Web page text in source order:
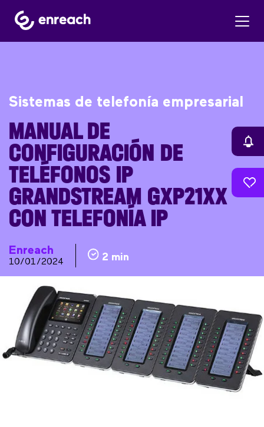
Sistemas de telefonía empresarial
MANUAL DE
CONFIGURACIÓN DE
TELÉFONOS IP
GRANDSTREAM GXP21XX
CON TELEFONÍA IP
Enreach
10/01/2024 2 min